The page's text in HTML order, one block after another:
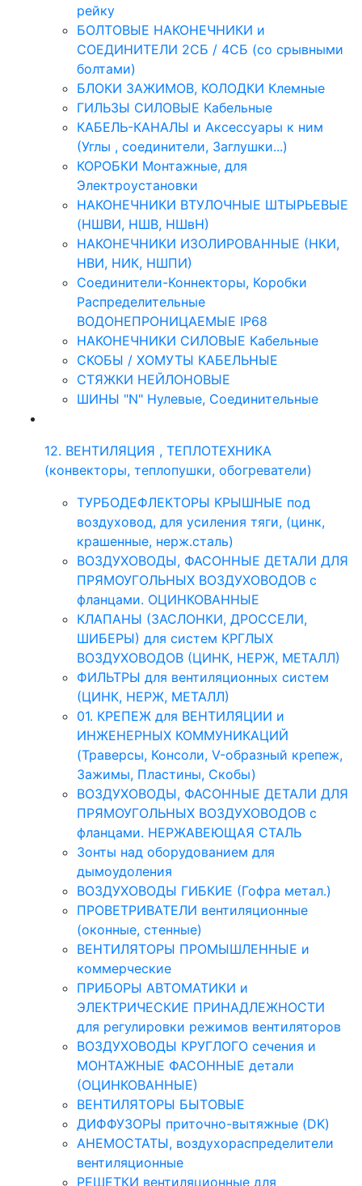
рейку
БОЛТОВЫЕ НАКОНЕЧНИКИ и
СОЕДИНИТЕЛИ 2СБ / 4СБ (со срывными
болтами)
БЛОКИ ЗАЖИМОВ, КОЛОДКИ Клемные
ГИЛЬЗЫ СИЛОВЫЕ Кабельные
КАБЕЛЬ-КАНАЛЫ и Аксессуары к ним
(Углы , соединители, Заглушки...)
КОРОБКИ Монтажные, для
Электроустановки
НАКОНЕЧНИКИ ВТУЛОЧНЫЕ ШТЫРЬЕВЫЕ
(НШВИ, НШВ, НШвН)
НАКОНЕЧНИКИ ИЗОЛИРОВАННЫЕ (НКИ,
НВИ, НИК, НШПИ)
Соединители-Коннекторы, Коробки
Распределительные
ВОДОНЕПРОНИЦАЕМЫЕ IP68
НАКОНЕЧНИКИ СИЛОВЫЕ Кабельные
СКОБЫ / ХОМУТЫ КАБЕЛЬНЫЕ
СТЯЖКИ НЕЙЛОНОВЫЕ
ШИНЫ "N" Нулевые, Соединительные
12. ВЕНТИЛЯЦИЯ , ТЕПЛОТЕХНИКА
(конвекторы, теплопушки, обогреватели)
ТУРБОДЕФЛЕКТОРЫ КРЫШНЫЕ под
воздуховод, для усиления тяги, (цинк,
крашенные, нерж.сталь)
ВОЗДУХОВОДЫ, ФАСОННЫЕ ДЕТАЛИ ДЛЯ
ПРЯМОУГОЛЬНЫХ ВОЗДУХОВОДОВ с
фланцами. ОЦИНКОВАННЫЕ
КЛАПАНЫ (ЗАСЛОНКИ, ДРОССЕЛИ,
ШИБЕРЫ) для систем КРГЛЫХ
ВОЗДУХОВОДОВ (ЦИНК, НЕРЖ, МЕТАЛЛ)
ФИЛЬТРЫ для вентиляционных систем
(ЦИНК, НЕРЖ, МЕТАЛЛ)
01. КРЕПЕЖ для ВЕНТИЛЯЦИИ и
ИНЖЕНЕРНЫХ КОММУНИКАЦИЙ
(Траверсы, Консоли, V-образный крепеж,
Зажимы, Пластины, Скобы)
ВОЗДУХОВОДЫ, ФАСОННЫЕ ДЕТАЛИ ДЛЯ
ПРЯМОУГОЛЬНЫХ ВОЗДУХОВОДОВ с
фланцами. НЕРЖАВЕЮЩАЯ СТАЛЬ
Зонты над оборудованием для
дымоудоления
ВОЗДУХОВОДЫ ГИБКИЕ (Гофра метал.)
ПРОВЕТРИВАТЕЛИ вентиляционные
(оконные, стенные)
ВЕНТИЛЯТОРЫ ПРОМЫШЛЕННЫЕ и
коммерческие
ПРИБОРЫ АВТОМАТИКИ и
ЭЛЕКТРИЧЕСКИЕ ПРИНАДЛЕЖНОСТИ
для регулировки режимов вентиляторов
ВОЗДУХОВОДЫ КРУГЛОГО сечения и
МОНТАЖНЫЕ ФАСОННЫЕ детали
(ОЦИНКОВАННЫЕ)
ВЕНТИЛЯТОРЫ БЫТОВЫЕ
ДИФФУЗОРЫ приточно-вытяжные (DK)
АНЕМОСТАТЫ, воздухораспределители
вентиляционные
РЕШЕТКИ вентиляционные для